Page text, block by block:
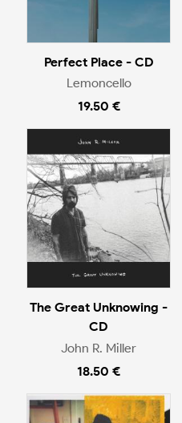
Perfect Place - CD
Lemoncello
19.50 €
The Great Unknowing -
CD
John R. Miller
18.50 €